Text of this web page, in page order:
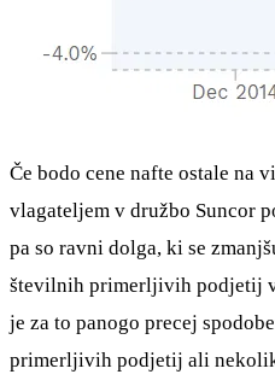
Če bodo cene nafte ostale na
vlagateljem v družbo Suncor
pa so ravni dolga, ki se
številnih primerljivih podjetij
je za to panogo precej
primerljivih podjetij ali